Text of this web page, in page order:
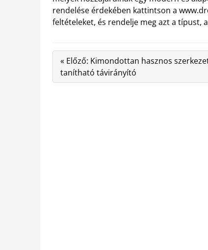
rendelése érdekében kattintson a
feltételeket, és rendelje meg azt a típust,
« Előző: Kimondottan hasznos
tanítható távirányító